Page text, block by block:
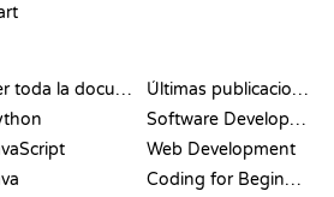
Ver toda la documentación
Últimas publicaciones
Software Development
Web Development
Coding for Beginners